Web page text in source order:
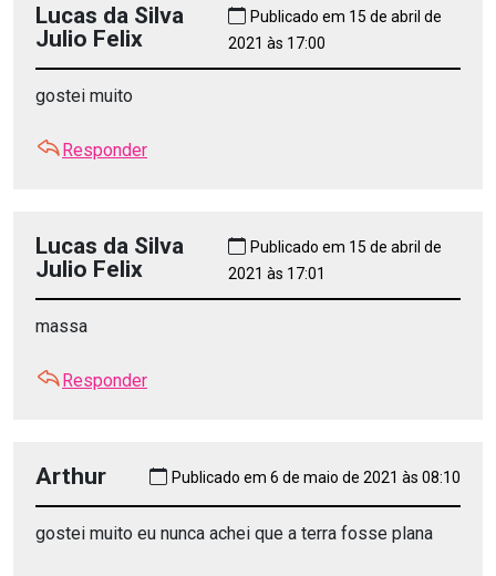
Lucas da Silva
Julio Felix
Publicado em 15 de abril de
2021 às 17:00
gostei muito
Responder
Lucas da Silva
Julio Felix
Publicado em 15 de abril de
2021 às 17:01
massa
Responder
Arthur Publicado em 6 de maio de 2021 às 08:10
gostei muito eu nunca achei que a terra fosse plana